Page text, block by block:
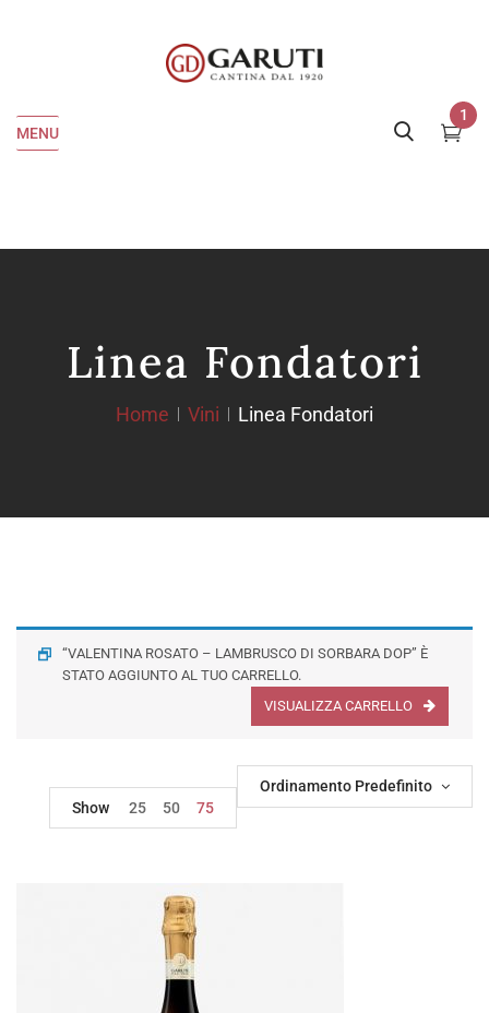
MENU
1
Linea Fondatori
Home Vini Linea Fondatori
“VALENTINA ROSATO – LAMBRUSCO DI SORBARA DOP” È
STATO AGGIUNTO AL TUO CARRELLO.
VISUALIZZA CARRELLO
Ordinamento Predefinito
Show
25 50 75